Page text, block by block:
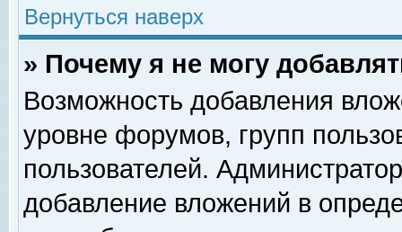
Вернуться наверх
» Почему я не могу
Возможность добавления
уровне форумов, групп
пользователей.
добавление вложений в